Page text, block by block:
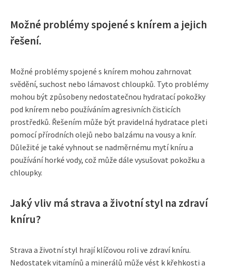
Možné problémy spojené s knírem a jejich
řešení.
Možné problémy spojené s knírem mohou zahrnovat
svědění, suchost nebo lámavost chloupků. Tyto problémy
mohou být způsobeny nedostatečnou hydratací pokožky
pod knírem nebo používáním agresivních čisticích
prostředků. Řešením může být pravidelná hydratace pleti
pomocí přírodních olejů nebo balzámu na vousy a knír.
Důležité je také vyhnout se nadměrnému mytí kníru a
používání horké vody, což může dále vysušovat pokožku a
chloupky.
Jaký vliv má strava a životní styl na zdraví
kníru?
Strava a životní styl hrají klíčovou roli ve zdraví kníru.
Nedostatek vitamínů a minerálů může vést k křehkosti a